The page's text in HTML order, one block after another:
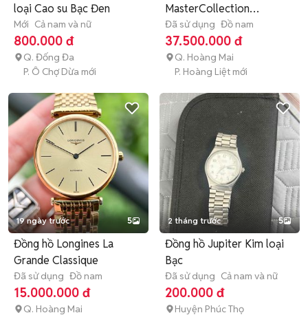
loại Cao su Bạc Đen
Mới Cả nam và nữ
800.000 đ
Q. Đống Đa
P. Ô Chợ Dừa mới
MasterCollection
L2.793.4.77.6
Đã sử dụng Đồ nam
37.500.000 đ
Q. Hoàng Mai
P. Hoàng Liệt mới
19 ngày trước 5
Đồng hồ Longines La
Grande Classique
Đã sử dụng Đồ nam
15.000.000 đ
Q. Hoàng Mai
2 tháng trước 5
Đồng hồ Jupiter Kim loại
Bạc
Đã sử dụng Cả nam và nữ
200.000 đ
Huyện Phúc Thọ